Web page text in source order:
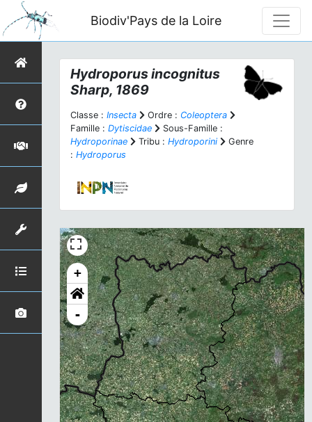
Biodiv'Pays de la Loire
Hydroporus incognitus
Sharp, 1869
Classe : Insecta Ordre : Coleoptera
Famille : Dytiscidae
Sous-Famille :
Hydroporinae
Tribu : Hydroporini
Genre
: Hydroporus
+
-